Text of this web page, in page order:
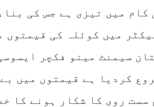
کام میں تیزی ہے جس کی
میں کوئلہ کی قیمتوں
سیمنٹ مینو فکچر
کردیا ہے قیمتوں میں
سست روی کا شکار ہونے کا